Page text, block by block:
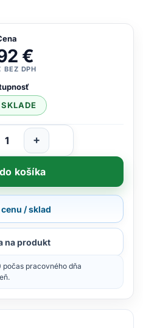
€
DPH
+
košíka
/ sklad
na produkt
pracovného dňa